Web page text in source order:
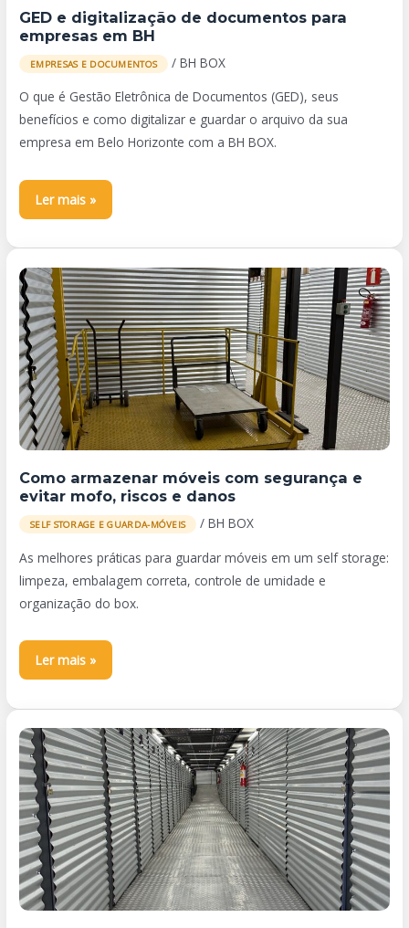
GED e digitalização de documentos para
empresas em BH
EMPRESAS E DOCUMENTOS /BH BOX
O que é Gestão Eletrônica de Documentos (GED), seus
benefícios e como digitalizar e guardar o arquivo da sua
empresa em Belo Horizonte com a BH BOX.
Ler mais »
Como armazenar móveis com segurança e
evitar mofo, riscos e danos
SELF STORAGE E GUARDA-MÓVEIS /BH BOX
As melhores práticas para guardar móveis em um self storage:
limpeza, embalagem correta, controle de umidade e
organização do box.
Como
armazenar
móveis
com
segurança
e
evitar
mofo,
e
danos
Ler mais »
Quanto
espaço
de
guarda-
móveis
você
precisa?
Guia